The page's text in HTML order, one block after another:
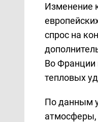
Изменение
спрос на
Во Франции
тепловых
По данным
атмосферы,